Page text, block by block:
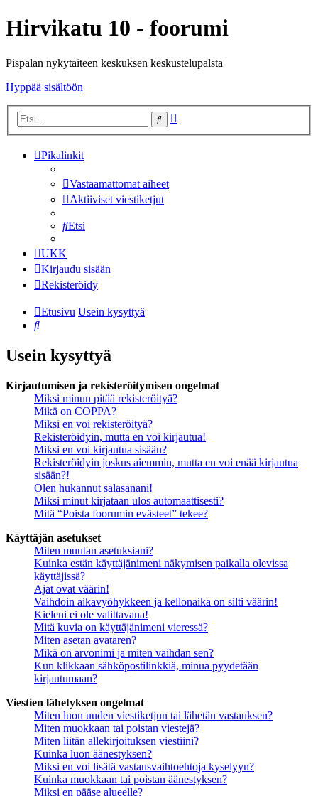
Hirvikatu 10 - foorumi
Pispalan nykytaiteen keskuksen keskustelupalsta
Hyppää sisältöön
Etsi
Pikalinkit
Vastaamattomat aiheet
Aktiiviset viestiketjut
Etsi
UKK
Kirjaudu sisään
Rekisteröidy
Etusivu Usein kysyttyä
Etsi
Usein kysyttyä
Kirjautumisen ja rekisteröitymisen ongelmat
Miksi minun pitää rekisteröityä?
Mikä on COPPA?
Miksi en voi rekisteröityä?
Rekisteröidyin, mutta en voi kirjautua!
Miksi en voi kirjautua sisään?
Rekisteröidyin joskus aiemmin, mutta en voi enää kirjautua
sisään?!
Olen hukannut salasanani!
Miksi minut kirjataan ulos automaattisesti?
Mitä “Poista foorumin evästeet” tekee?
Käyttäjän asetukset
Miten muutan asetuksiani?
Kuinka estän käyttäjänimeni näkymisen paikalla olevissa
käyttäjissä?
Ajat ovat väärin!
Vaihdoin aikavyöhykkeen ja kellonaika on silti väärin!
Kieleni ei ole valittavana!
Mitä kuvia on käyttäjänimeni vieressä?
Miten asetan avataren?
Mikä on arvonimi ja miten vaihdan sen?
Kun klikkaan sähköpostilinkkiä, minua pyydetään
kirjautumaan?
Viestien lähetyksen ongelmat
Miten luon uuden viestiketjun tai lähetän vastauksen?
Miten muokkaan tai poistan viestejä?
Miten liitän allekirjoituksen viestiini?
Kuinka luon äänestyksen?
Miksi en voi lisätä vastausvaihtoehtoja kyselyyn?
Kuinka muokkaan tai poistan äänestyksen?
Miksi en pääse alueelle?